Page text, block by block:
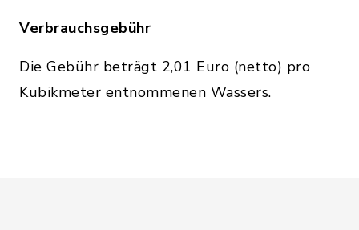
Verbrauchsgebühr
Die Gebühr beträgt 2,01 Euro (netto) pro
Kubikmeter entnommenen Wassers.